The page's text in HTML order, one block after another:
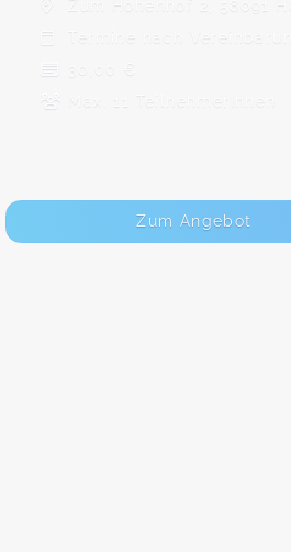
Zum Hohenhof 2, 58091
Termine nach
30,00 €
Max. 11 TeilnehmerInnen
Zum Angebot